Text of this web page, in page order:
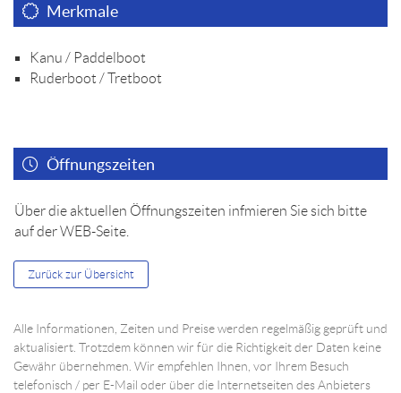
Merkmale
Kanu / Paddelboot
Ruderboot / Tretboot
Öffnungszeiten
Über die aktuellen Öffnungszeiten infmieren Sie sich bitte
auf der WEB-Seite.
Zurück zur Übersicht
Alle Informationen, Zeiten und Preise werden regelmäßig geprüft und
aktualisiert. Trotzdem können wir für die Richtigkeit der Daten keine
Gewähr übernehmen. Wir empfehlen Ihnen, vor Ihrem Besuch
telefonisch / per E-Mail oder über die Internetseiten des Anbieters